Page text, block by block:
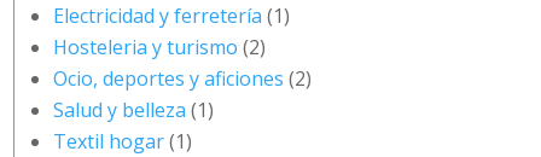
Electricidad y ferretería (1)
Hosteleria y turismo (2)
Ocio, deportes y aficiones (2)
Salud y belleza (1)
Textil hogar(1)